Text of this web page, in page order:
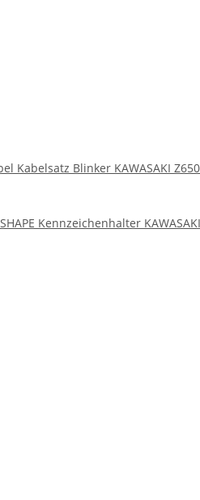
Kabelsatz Blinker KAWASAKI